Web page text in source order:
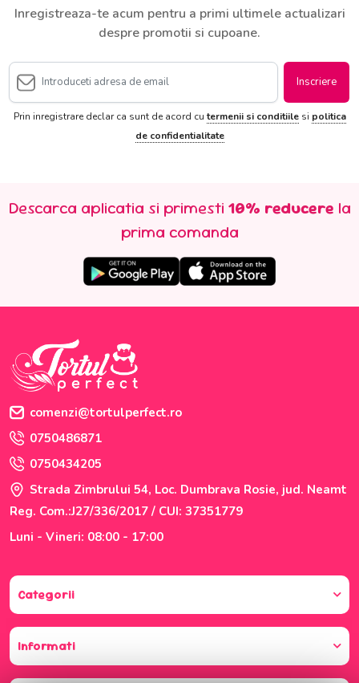
Inregistreaza-te acum pentru a primi ultimele actualizari
despre promotii si cupoane.
Inscriere
Prin inregistrare declar ca sunt de acord cutermenii si conditiilesi politica
de confidentialitate
Descarca aplicatia si primesti 10% reducere la
prima comanda
comenzi@tortulperfect.ro
0750486871
0750434205
Strada Zimbrului 54, Loc. Dumbrava Rosie, jud. Neamt
Reg. Com.:J27/336/2017 / CUI: 37351779
Luni - Vineri: 08:00 - 17:00
Categorii
Informati